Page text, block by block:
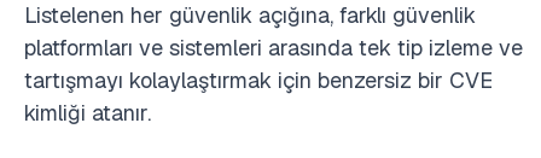
Listelenen her güvenlik açığına, farklı güvenlik
platformları ve sistemleri arasında tek tip izleme ve
tartışmayı kolaylaştırmak için benzersiz bir CVE
kimliği atanır.